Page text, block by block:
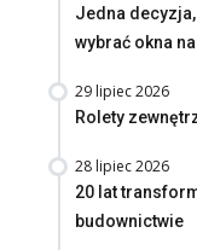
Jedna
wybrać okna
29 lipiec 2026
Rolety
28 lipiec 2026
20 lat
budownictwie